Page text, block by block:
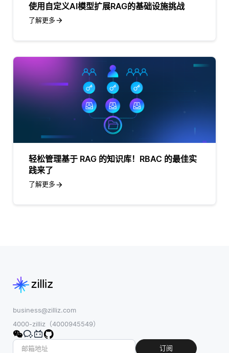
使用自定义AI模型扩展RAG的基础设施挑战
了解更多
轻松管理基于 RAG 的知识库！RBAC 的最佳实
践来了
了解更多
business@zilliz.com
4000-zilliz（4000945549）
订阅